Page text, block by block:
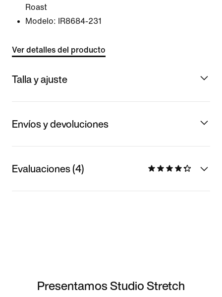
Roast
Modelo:
IR8684-231
Ver detalles del producto
Talla y ajuste
Envíos y devoluciones
Evaluaciones (4)
Presentamos Studio Stretch